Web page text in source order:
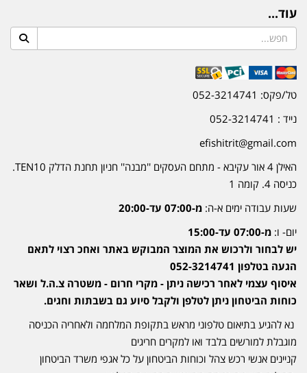
עוד...
טל/פקס: 052-3214741
נייד : 052-3214741
efishitrit@gmail.com
האילן 4 אור עקיבא - מתחם העסקים ''מבנה'' חניון תחנת הדלק TEN10.
כניסה 4. קומה 1
שעות עבודה ימים א-ה: מ-07:00 עד-20:00
יום- ו: מ-07:00 עד-15:00
יש לבחור ולרכוש את המוצר המבוקש באתר ואחכ רצוי לתאם
הגעה בטלפון 052-3214741
איסוף עצמי לאחר רכישה ניתן - מקרי חרום - משטרה צ.ה.ל ושאר
כוחות הביטחון ניתן לטלפן ולקבל סיוע גם בשבתות וחגים.
נא להגיע בתיאום טלפוני מראש בתקופת המלחמה ולאחריה הכניסה
מוגבלת למורשים בלבד ואו למקרים חריגים
קניינים אנשי רכש צהל וכוחות הביטחון על כל אגפי משרד הביטחון